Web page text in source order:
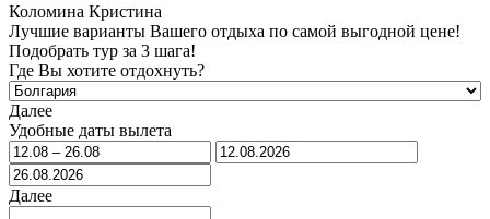
Коломина Кристина
Лучшие варианты Вашего отдыха по самой выгодной цене!
Подобрать тур за 3 шага!
Где Вы хотите отдохнуть?
Далее
Удобные даты вылета
Далее